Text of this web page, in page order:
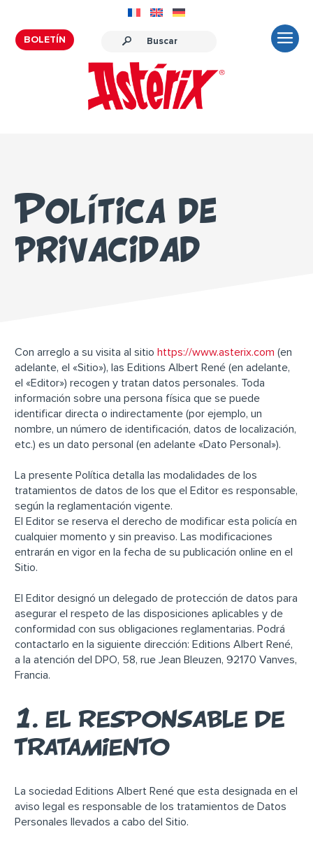
BOLETÍN
Política de
privacidad
Con arreglo a su visita al sitio https://www.asterix.com (en
adelante, el «Sitio»), las Editions Albert René (en adelante,
el «Editor») recogen y tratan datos personales. Toda
información sobre una persona física que se puede
identificar directa o indirectamente (por ejemplo, un
nombre, un número de identificación, datos de localización,
etc.) es un dato personal (en adelante «Dato Personal»).
La presente Política detalla las modalidades de los
tratamientos de datos de los que el Editor es responsable,
según la reglamentación vigente.
El Editor se reserva el derecho de modificar esta policía en
cualquier momento y sin preaviso. Las modificaciones
entrarán en vigor en la fecha de su publicación online en el
Sitio.
El Editor designó un delegado de protección de datos para
asegurar el respeto de las disposiciones aplicables y de
conformidad con sus obligaciones reglamentarias. Podrá
contactarlo en la siguiente dirección: Editions Albert René,
a la atención del DPO, 58, rue Jean Bleuzen, 92170 Vanves,
Francia.
1. EL RESPONSABLE DE
TRATAMIENTO
La sociedad Editions Albert René que esta designada en el
aviso legal es responsable de los tratamientos de Datos
Personales llevados a cabo del Sitio.